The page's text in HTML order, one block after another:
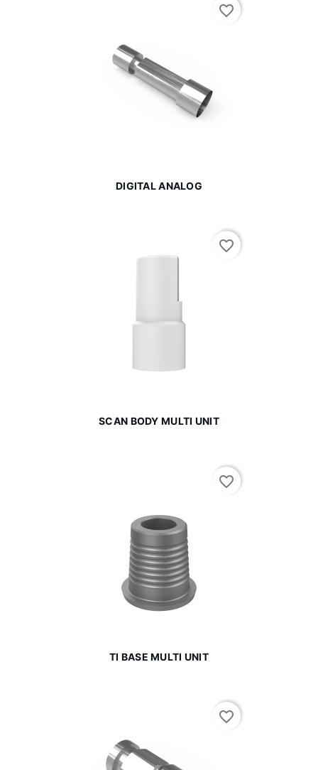
DIGITAL ANALOG
favorite_border
SCAN BODY MULTI UNIT
favorite_border
TI BASE MULTI UNIT
favorite_border
favorite_border